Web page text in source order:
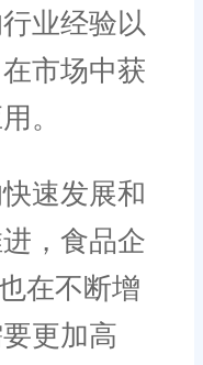
业经验以
市场中获
。
速发展和
，食品企
在不断增
更加高